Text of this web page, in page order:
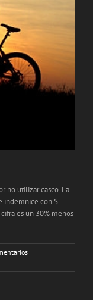
no utilizar casco. La
indemnice con $
es un 30% menos